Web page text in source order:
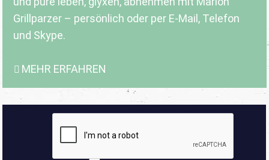
Grillparzer – persönlich oder per E-Mail, Telefon
und Skype.
MEHR ERFAHREN